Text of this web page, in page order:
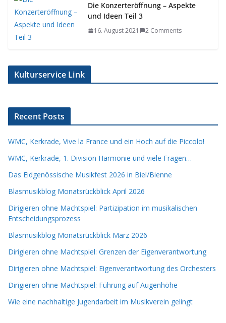
Die Konzerteröffnung – Aspekte
und Ideen Teil 3
16. August 2021 2 Comments
Kulturservice Link
Recent Posts
WMC, Kerkrade, Vive la France und ein Hoch auf die Piccolo!
WMC, Kerkrade, 1. Division Harmonie und viele Fragen…
Das Eidgenössische Musikfest 2026 in Biel/Bienne
Blasmusikblog Monatsrückblick April 2026
Dirigieren ohne Machtspiel: Partizipation im musikalischen
Entscheidungsprozess
Blasmusikblog Monatsrückblick März 2026
Dirigieren ohne Machtspiel: Grenzen der Eigenverantwortung
Dirigieren ohne Machtspiel: Eigenverantwortung des Orchesters
Dirigieren ohne Machtspiel: Führung auf Augenhöhe
Wie eine nachhaltige Jugendarbeit im Musikverein gelingt